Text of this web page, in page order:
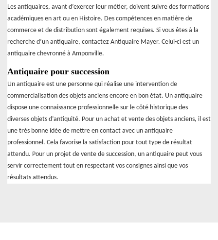
Les antiquaires, avant d’exercer leur métier, doivent suivre des formations
académiques en art ou en Histoire. Des compétences en matière de
commerce et de distribution sont également requises. Si vous êtes à la
recherche d’un antiquaire, contactez Antiquaire Mayer. Celui-ci est un
antiquaire chevronné à Amponville.
Antiquaire pour succession
Un antiquaire est une personne qui réalise une intervention de
commercialisation des objets anciens encore en bon état. Un antiquaire
dispose une connaissance professionnelle sur le côté historique des
diverses objets d’antiquité. Pour un achat et vente des objets anciens, il est
une très bonne idée de mettre en contact avec un antiquaire
professionnel. Cela favorise la satisfaction pour tout type de résultat
attendu. Pour un projet de vente de succession, un antiquaire peut vous
servir correctement tout en respectant vos consignes ainsi que vos
résultats attendus.